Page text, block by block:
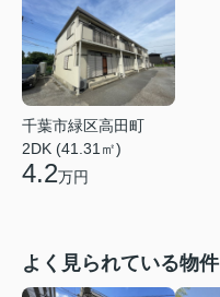
千葉市緑区高田町
2DK (41.31㎡)
4.2万円
よく見られている物件